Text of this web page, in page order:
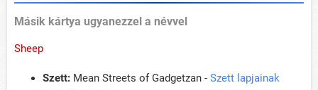
Másik kártya ugyanezzel a névvel
Sheep
Szett: Mean Streets of Gadgetzan - Szett lapjainak